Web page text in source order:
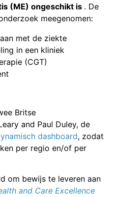
(ME) ongeschikt is . De
meegenomen:
met de ziekte
in een kliniek
(CGT)
Britse
and Paul Duley, de
dashboard, zodat
per regio en/of per
om bewijs te leveren aan
and Care Excellence